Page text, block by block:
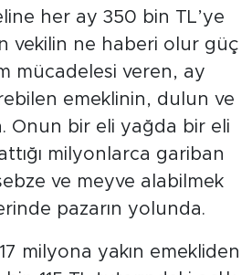
her ay 350 bin TL’ye
vekilin ne haberi olur güç
mücadelesi veren, ay
emeklinin, dulun ve
Onun bir eli yağda bir eli
milyonlarca gariban
ve meyve alabilmek
pazarın yolunda.
milyona yakın emekliden